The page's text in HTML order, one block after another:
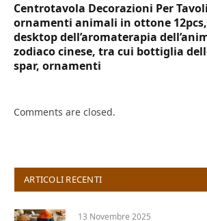
Centrotavola Decorazioni Per
ornamenti animali in ottone
desktop dell’aromaterapia
zodiaco cinese, tra cui bottiglia
spar, ornamenti
Comments are closed.
ARTICOLI RECENTI
13 Novembre 2025